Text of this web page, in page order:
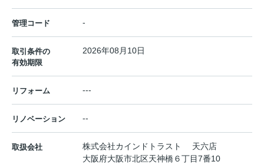
管理コード -
取引条件の
有効期限
2026年08月10日
リフォーム ---
リノベーション --
取扱会社
株式会社カインドトラスト 天六店
大阪府大阪市北区天神橋６丁目7番10